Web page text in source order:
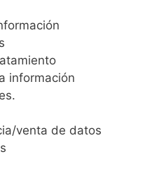
información
venta de datos